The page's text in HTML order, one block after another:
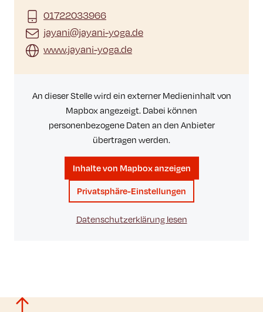
01722033966
jayani@jayani-yoga.de
www.jayani-yoga.de
An dieser Stelle wird ein externer Medieninhalt von
Mapbox angezeigt. Dabei können
personenbezogene Daten an den Anbieter
übertragen werden.
Inhalte von Mapbox anzeigen
Privatsphäre-Einstellungen
Datenschutzerklärung lesen